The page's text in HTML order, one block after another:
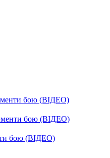
бою (ВІДЕО)
бою (ВІДЕО)
бою (ВІДЕО)